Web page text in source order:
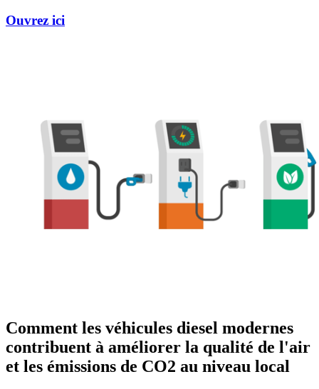
Ouvrez ici
Comment les véhicules diesel modernes
contribuent à améliorer la qualité de l'air
et les émissions de CO2 au niveau local